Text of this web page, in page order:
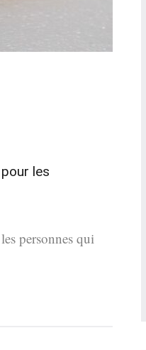
les
personnes qui